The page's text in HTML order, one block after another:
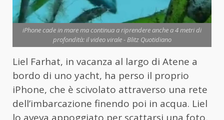
iPhone cade in mare ma continua a riprendere anche a 4 metri di
profondità: il video virale - Blitz Quotidiano
Liel Farhat, in vacanza al largo di Atene a
bordo di uno yacht, ha perso il proprio
iPhone, che è scivolato attraverso una rete
dell’imbarcazione finendo poi in acqua. Liel